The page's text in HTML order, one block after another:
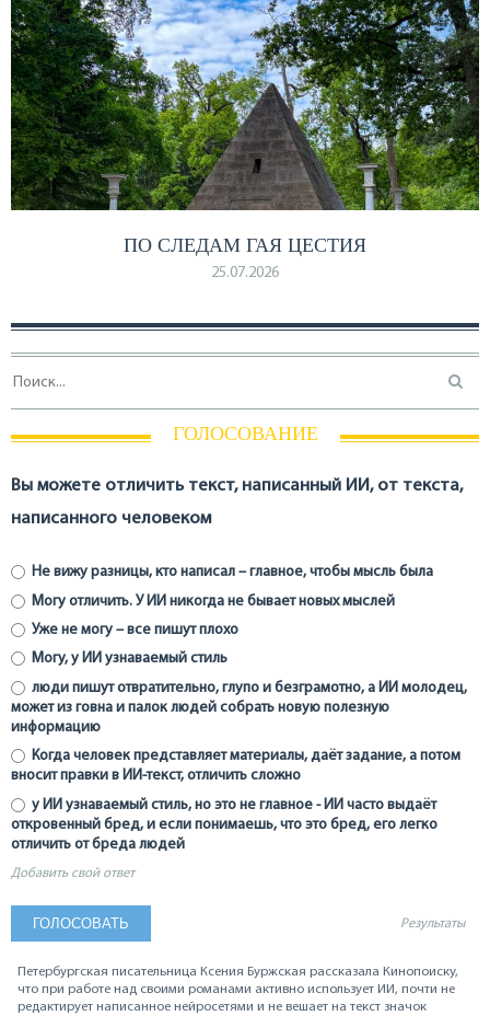
ПО СЛЕДАМ ГАЯ ЦЕСТИЯ
25.07.2026
ГОЛОСОВАНИЕ
Вы можете отличить текст, написанный ИИ, от текста,
написанного человеком
Не вижу разницы, кто написал – главное, чтобы мысль была
Могу отличить. У ИИ никогда не бывает новых мыслей
Уже не могу – все пишут плохо
Могу, у ИИ узнаваемый стиль
люди пишут отвратительно, глупо и безграмотно, а ИИ молодец,
может из говна и палок людей собрать новую полезную
информацию
Когда человек представляет материалы, даёт задание, а потом
вносит правки в ИИ-текст, отличить сложно
у ИИ узнаваемый стиль, но это не главное - ИИ часто выдаёт
откровенный бред, и если понимаешь, что это бред, его легко
отличить от бреда людей
Добавить свой ответ
Результаты
Петербургская писательница Ксения Буржская рассказала Кинопоиску,
что при работе над своими романами активно использует ИИ, почти не
редактирует написанное нейросетями и не вешает на текст значок